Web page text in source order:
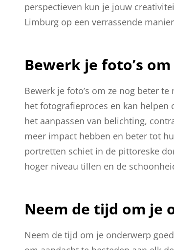
perspectieven kun je jouw
Limburg op een verrassende
Bewerk je foto’s
Bewerk je foto’s om ze nog beter
het fotografieproces en kan
het aanpassen van belichting,
meer impact hebben en beter tot
portretten schiet in de pittoreske
hoger niveau tillen en de
Neem de tijd om je
Neem de tijd om je onderwerp